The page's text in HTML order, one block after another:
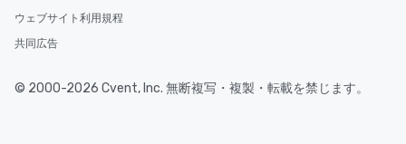
ウェブサイト利用規程
共同広告
© 2000-2026 Cvent, Inc. 無断複写・複製・転載を禁じます。